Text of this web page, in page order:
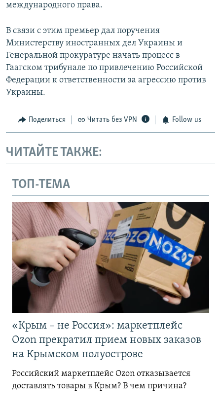
международного права.
В связи с этим премьер дал поручения
Министерству иностранных дел Украины и
Генеральной прокуратуре начать процесс в
Гаагском трибунале по привлечению Российской
Федерации к ответственности за агрессию против
Украины.
Поделиться Читать без VPN Follow us
ЧИТАЙТЕ ТАКЖЕ:
ТОП-ТЕМА
«Крым – не Россия»: маркетплейс
Ozon прекратил прием новых заказов
на Крымском полуострове
Российский маркетплейс Ozon отказывается
доставлять товары в Крым? В чем причина?